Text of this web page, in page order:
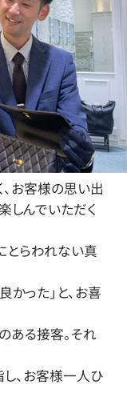
お客様の思い出
しんでいただく
とらわれない真
かった」と、お喜
ある接客。それ
、お客様一人ひ